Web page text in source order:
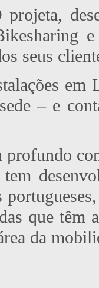
seus
– e
profundo
que têm
da